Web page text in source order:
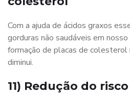
Com a ajuda de ácidos graxos
gorduras não saudáveis ​​em
formação de placas de
diminui.
11) Redução do